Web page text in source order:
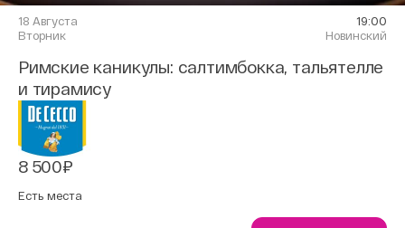
18 Августа
Вторник
19:00
Новинский
Римские каникулы: салтимбокка, тальятелле
и тирамису
8 500₽
Есть места